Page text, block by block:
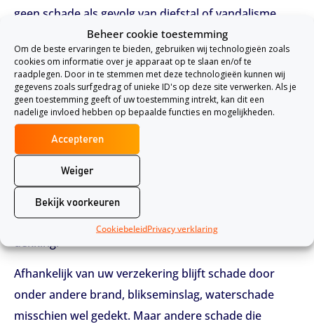
Beheer cookie toestemming
Om de beste ervaringen te bieden, gebruiken wij technologieën zoals
cookies om informatie over je apparaat op te slaan en/of te
raadplegen. Door in te stemmen met deze technologieën kunnen wij
gegevens zoals surfgedrag of unieke ID's op deze site verwerken. Als je
geen toestemming geeft of uw toestemming intrekt, kan dit een
nadelige invloed hebben op bepaalde functies en mogelijkheden.
Accepteren
Weiger
Bekijk voorkeuren
CookiebeleidPrivacy verklaring
geen schade als gevolg van diefstal of vandalisme.
Schade aan uw woning valt over het algemeen onder
uwopstalverzekering. Maar als uw woning leegstaat,
kan er hierbij ook sprake zijn van dekkingsuitsluiting.
Neem daarom tijdig contact op met uw verzekeraar.
Woning verkopen
Als u inmiddels in een andere woning verblijft en uw
oude woning wil verkopen, moet u dit ook melden.
Uw oude woning staat hierdoor waarschijnlijk leeg.
Deze leegstand kan gevolgen hebben voor uw
dekking.
Afhankelijk van uw verzekering blijft schade door
onder andere brand, blikseminslag, waterschade
misschien wel gedekt. Maar andere schade die